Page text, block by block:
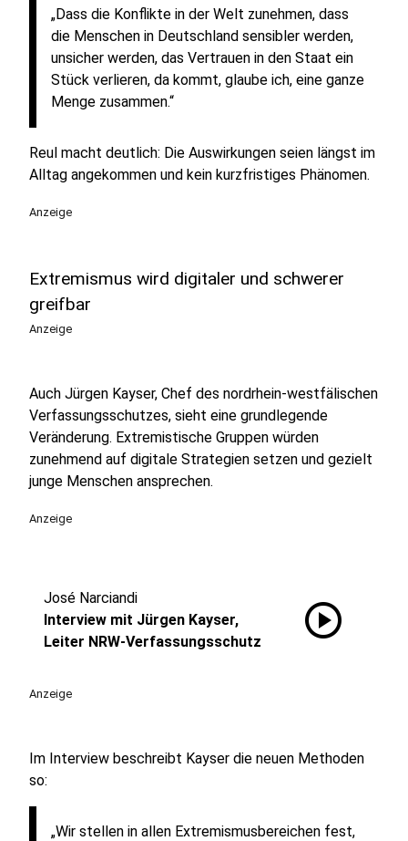
„Dass die Konflikte in der Welt zunehmen, dass
die Menschen in Deutschland sensibler werden,
unsicher werden, das Vertrauen in den Staat ein
Stück verlieren, da kommt, glaube ich, eine ganze
Menge zusammen.“
Reul macht deutlich: Die Auswirkungen seien längst im
Alltag angekommen und kein kurzfristiges Phänomen.
Anzeige
Extremismus wird digitaler und schwerer
greifbar
Anzeige
Auch Jürgen Kayser, Chef des nordrhein-westfälischen
Verfassungsschutzes, sieht eine grundlegende
Veränderung. Extremistische Gruppen würden
zunehmend auf digitale Strategien setzen und gezielt
junge Menschen ansprechen.
Anzeige
José Narciandi
Interview mit Jürgen Kayser,
Leiter NRW-Verfassungsschutz
play_circle
Anzeige
Im Interview beschreibt Kayser die neuen Methoden
so:
„Wir stellen in allen Extremismusbereichen fest,